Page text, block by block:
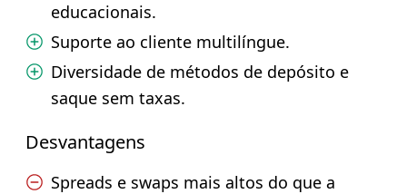
educacionais.
Suporte ao cliente multilíngue.
Diversidade de métodos de depósito e
saque sem taxas.
Desvantagens
Spreads e swaps mais altos do que a